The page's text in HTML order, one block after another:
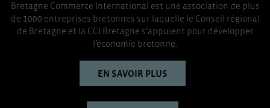
Bretagne Commerce International est une association de plus
de 1000 entreprises bretonnes sur laquelle le Conseil régional
de Bretagne et la CCI Bretagne s’appuient pour développer
l’économie bretonne.
EN SAVOIR PLUS